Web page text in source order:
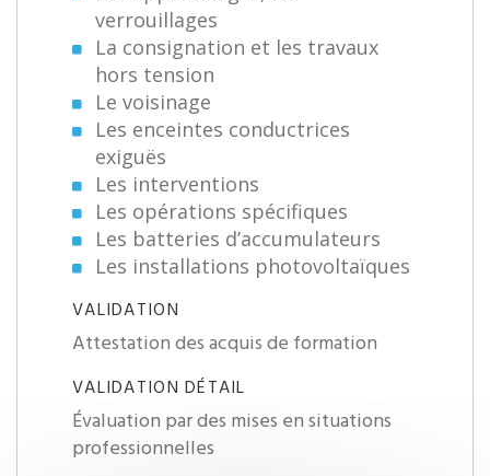
verrouillages
La consignation et les travaux
hors tension
Le voisinage
Les enceintes conductrices
exiguës
Les interventions
Les opérations spécifiques
Les batteries d’accumulateurs
Les installations photovoltaïques
VALIDATION
Attestation des acquis de formation
VALIDATION DÉTAIL
Évaluation par des mises en situations
professionnelles